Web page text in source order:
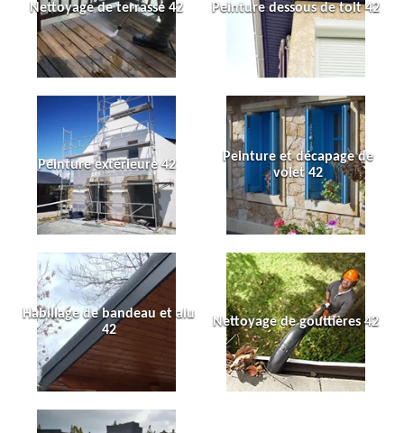
Nettoyage de terrasse 42 Peinture dessous de toit 42
Peinture extérieure 42
Peinture et décapage de
volet 42
Habillage de bandeau et alu
42
Nettoyage de gouttières 42